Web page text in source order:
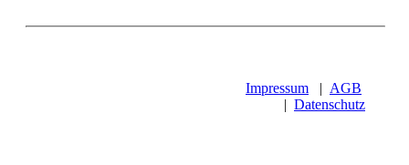
Impressum | AGB
| Datenschutz